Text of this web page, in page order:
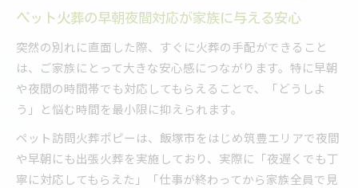
ペット火葬の早朝夜間対応が家族に与える安心
突然の別れに直面した際、すぐに火葬の手配ができること
は、ご家族にとって大きな安心感につながります。特に早朝
や夜間の時間帯でも対応してもらえることで、「どうしよ
う」と悩む時間を最小限に抑えられます。
ペット訪問火葬ポピーは、飯塚市をはじめ筑豊エリアで夜間
や早朝にも出張火葬を実施しており、実際に「夜遅くでも丁
寧に対応してもらえた」「仕事が終わってから家族全員で見